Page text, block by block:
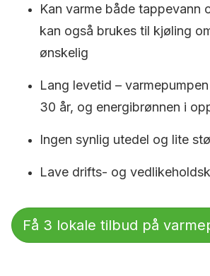
Kan varme både tappevann
kan også brukes til kjøling
ønskelig
Lang levetid –
30 år, og energibrønnen i
Ingen synlig utedel og lite
Lave drifts- og
Få 3 lokale tilbud på